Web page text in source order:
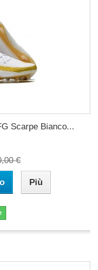
Scarpe Bianco...
€
Più